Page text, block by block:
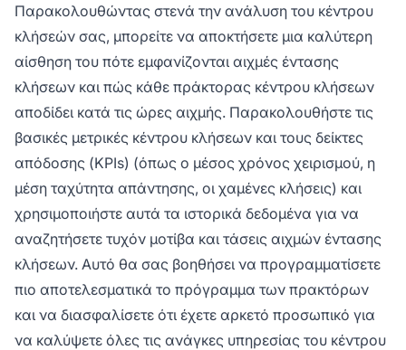
Παρακολουθώντας στενά την ανάλυση του κέντρου
κλήσεών σας, μπορείτε να αποκτήσετε μια καλύτερη
αίσθηση του πότε εμφανίζονται αιχμές έντασης
κλήσεων και πώς κάθε πράκτορας κέντρου κλήσεων
αποδίδει κατά τις ώρες αιχμής. Παρακολουθήστε τις
βασικές μετρικές κέντρου κλήσεων και τους δείκτες
απόδοσης (KPIs) (όπως ο μέσος χρόνος χειρισμού, η
μέση ταχύτητα απάντησης, οι χαμένες κλήσεις) και
χρησιμοποιήστε αυτά τα ιστορικά δεδομένα για να
αναζητήσετε τυχόν μοτίβα και τάσεις αιχμών έντασης
κλήσεων. Αυτό θα σας βοηθήσει να προγραμματίσετε
πιο αποτελεσματικά το πρόγραμμα των πρακτόρων
και να διασφαλίσετε ότι έχετε αρκετό προσωπικό για
να καλύψετε όλες τις ανάγκες υπηρεσίας του κέντρου